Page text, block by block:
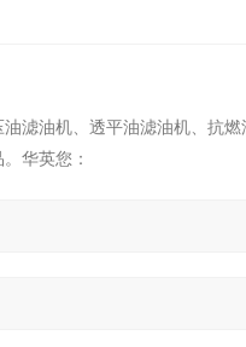
滤油机、透平油滤油机、抗
华英您：